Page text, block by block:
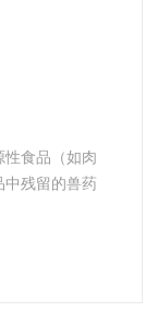
性食品（如肉
中残留的兽药